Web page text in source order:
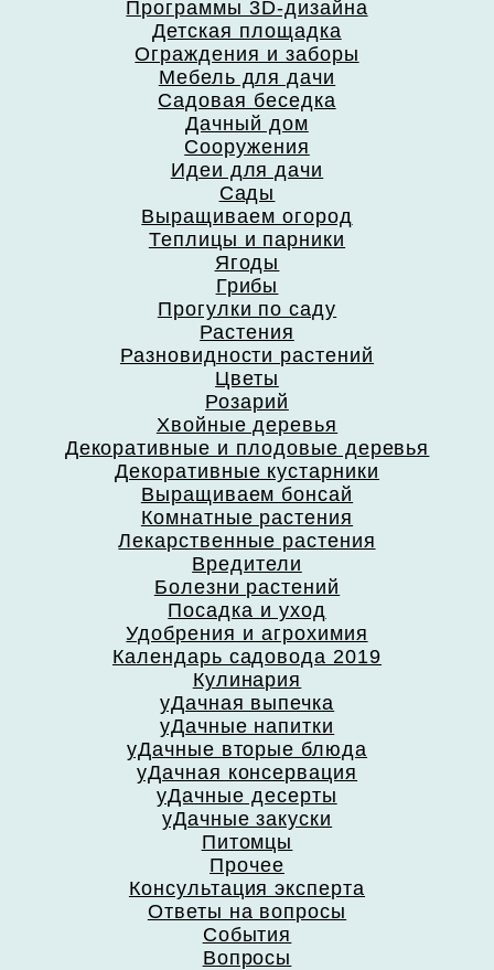
Программы 3D-дизайна
Детская площадка
Ограждения и заборы
Мебель для дачи
Садовая беседка
Дачный дом
Сооружения
Идеи для дачи
Сады
Выращиваем огород
Теплицы и парники
Ягоды
Грибы
Прогулки по саду
Растения
Разновидности растений
Цветы
Розарий
Хвойные деревья
Декоративные и плодовые деревья
Декоративные кустарники
Выращиваем бонсай
Комнатные растения
Лекарственные растения
Вредители
Болезни растений
Посадка и уход
Удобрения и агрохимия
Календарь садовода 2019
Кулинария
уДачная выпечка
уДачные напитки
уДачные вторые блюда
уДачная консервация
уДачные десерты
уДачные закуски
Питомцы
Прочее
Консультация эксперта
Ответы на вопросы
События
Вопросы